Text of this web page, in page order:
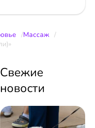
Массаж
Свежие
новости